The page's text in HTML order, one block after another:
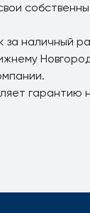
за наличный
гарантию